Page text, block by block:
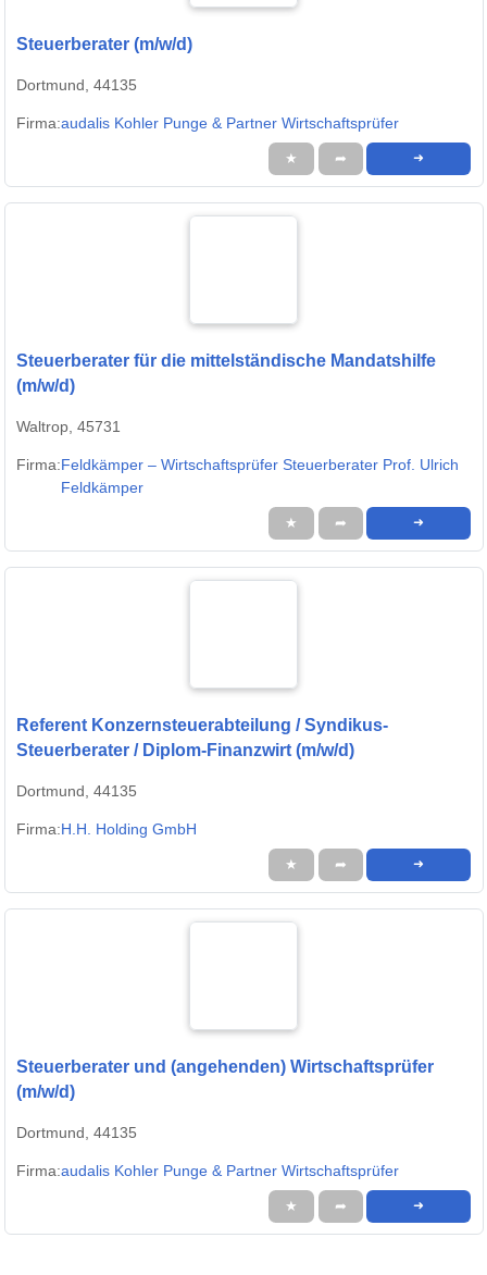
Steuerberater (m/w/d)
Dortmund, 44135
Firma:audalis Kohler Punge & Partner Wirtschaftsprüfer
★ ➦ ➜
Steuerberater für die mittelständische Mandatshilfe
(m/w/d)
Waltrop, 45731
Firma:Feldkämper – Wirtschaftsprüfer Steuerberater Prof. Ulrich
Feldkämper
★ ➦ ➜
Referent Konzernsteuerabteilung / Syndikus-
Steuerberater / Diplom-Finanzwirt (m/w/d)
Dortmund, 44135
Firma:H.H. Holding GmbH
★ ➦ ➜
Steuerberater und (angehenden) Wirtschaftsprüfer
(m/w/d)
Dortmund, 44135
Firma:audalis Kohler Punge & Partner Wirtschaftsprüfer
★ ➦ ➜